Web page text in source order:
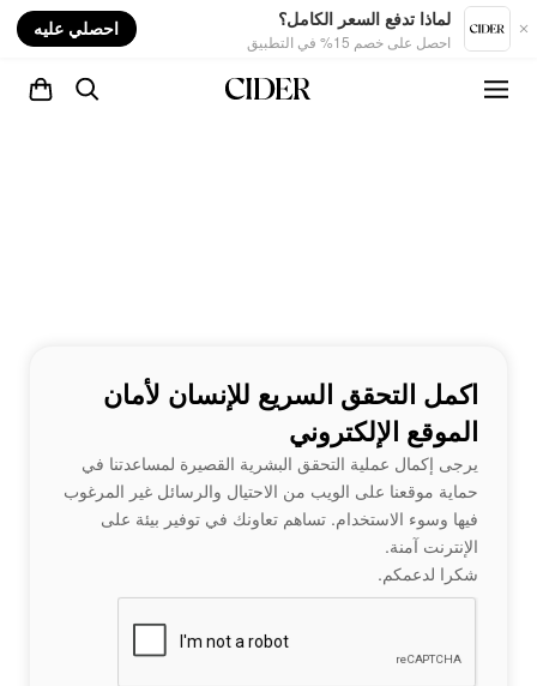
لماذا تدفع السعر الكامل؟
احصل على خصم 15% في التطبيق
احصلي عليه
اكمل التحقق السريع للإنسان لأمان
الموقع الإلكتروني
يرجى إكمال عملية التحقق البشرية القصيرة لمساعدتنا في
حماية موقعنا على الويب من الاحتيال والرسائل غير المرغوب
فيها وسوء الاستخدام. تساهم تعاونك في توفير بيئة على
الإنترنت آمنة.
شكرا لدعمكم.